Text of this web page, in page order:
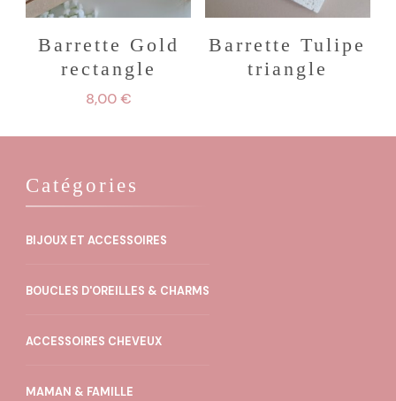
options
peuvent
être
Barrette Gold
rectangle
8,00€
Barrette Tulipe
triangle
Catégories
BIJOUX ET ACCESSOIRES
BOUCLES D'OREILLES & CHARMS
ACCESSOIRES CHEVEUX
MAMAN & FAMILLE